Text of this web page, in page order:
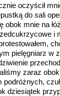
oczyścił
do sali
obok mnie na
i
pielęgniarz w
zaraz
podróżnych,
dziesiątek